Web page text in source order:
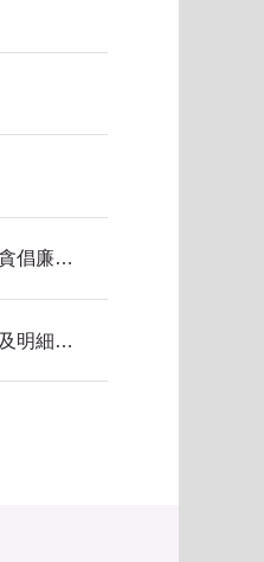
115年新北市政府警察局「共植三一廉政安定樹」反貪倡廉有獎徵答得獎名單公告
本局公共關係室115年上半年辦理公開徵信捐贈清冊及明細表，依公益勸募條例公告。